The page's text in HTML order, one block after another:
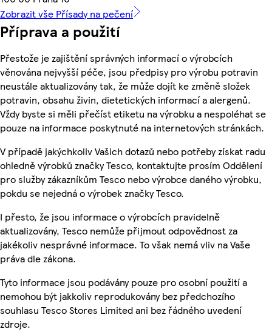
Zobrazit vše Přísady na pečení
Příprava a použití
Přestože je zajištění správných informací o výrobcích
věnována nejvyšší péče, jsou předpisy pro výrobu potravin
neustále aktualizovány tak, že může dojít ke změně složek
potravin, obsahu živin, dietetických informací a alergenů.
Vždy byste si měli přečíst etiketu na výrobku a nespoléhat se
pouze na informace poskytnuté na internetových stránkách.
V případě jakýchkoliv Vašich dotazů nebo potřeby získat radu
ohledně výrobků značky Tesco, kontaktujte prosím Oddělení
pro služby zákazníkům Tesco nebo výrobce daného výrobku,
pokdu se nejedná o výrobek značky Tesco.
I přesto, že jsou informace o výrobcích pravidelně
aktualizovány, Tesco nemůže přijmout odpovědnost za
jakékoliv nesprávné informace. To však nemá vliv na Vaše
práva dle zákona.
Tyto informace jsou podávány pouze pro osobní použití a
nemohou být jakkoliv reprodukovány bez předchozího
souhlasu Tesco Stores Limited ani bez řádného uvedení
zdroje.